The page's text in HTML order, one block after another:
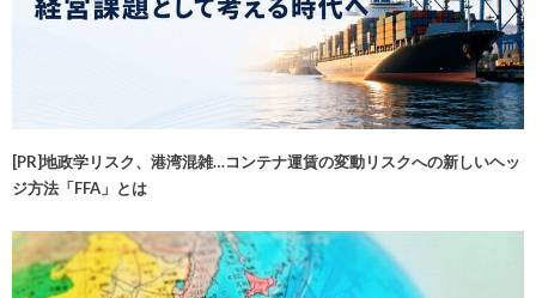
[PR]地政学リスク、港湾混雑…コンテナ運賃の変動リスクへの新しいヘッ
ジ方法「FFA」とは